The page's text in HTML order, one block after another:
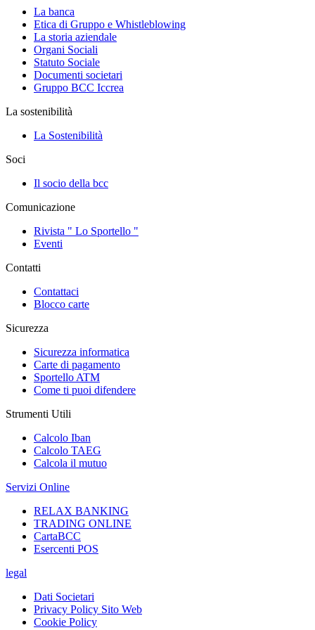
La banca
Etica di Gruppo e Whistleblowing
La storia aziendale
Organi Sociali
Statuto Sociale
Documenti societari
Gruppo BCC Iccrea
La sostenibilità
La Sostenibilità
Soci
Il socio della bcc
Comunicazione
Rivista " Lo Sportello "
Eventi
Contatti
Contattaci
Blocco carte
Sicurezza
Sicurezza informatica
Carte di pagamento
Sportello ATM
Come ti puoi difendere
Strumenti Utili
Calcolo Iban
Calcolo TAEG
Calcola il mutuo
Servizi Online
RELAX BANKING
TRADING ONLINE
CartaBCC
Esercenti POS
legal
Dati Societari
Privacy Policy Sito Web
Cookie Policy